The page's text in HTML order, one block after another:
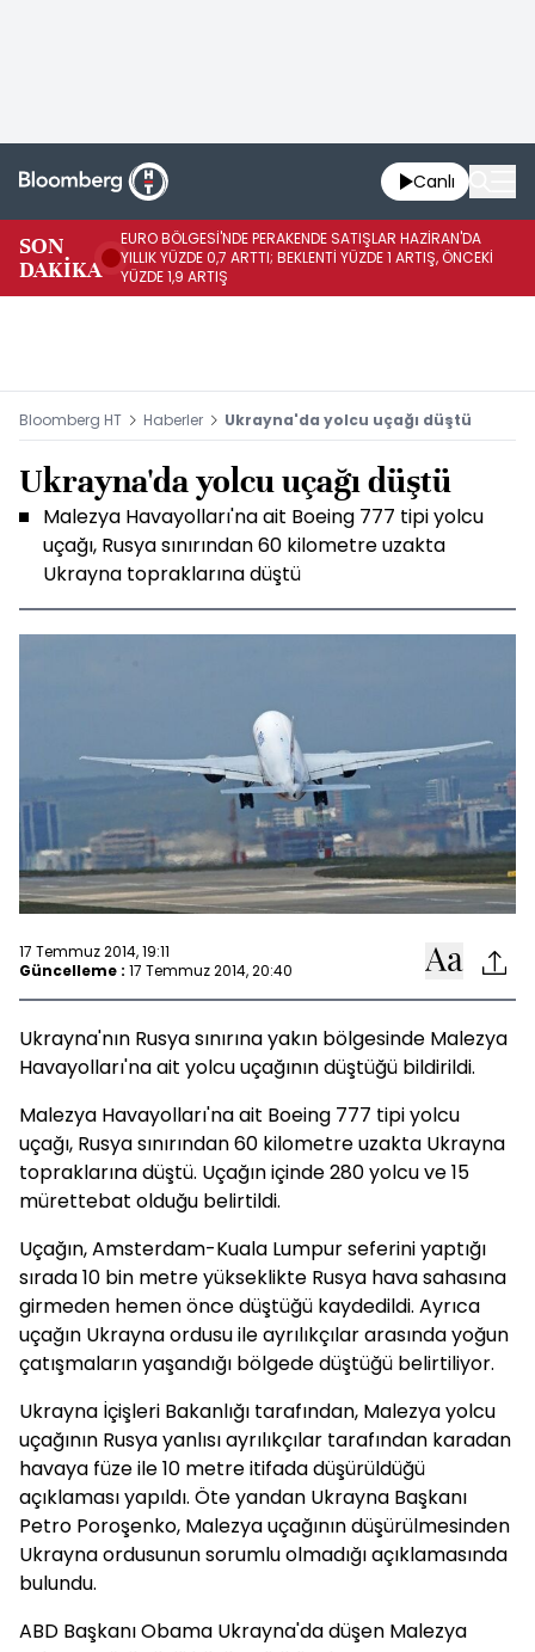
Canlı
SON
DAKİKA
EURO BÖLGESİ'NDE PERAKENDE SATIŞLAR HAZİRAN'DA
YILLIK YÜZDE 0,7 ARTTI; BEKLENTİ YÜZDE 1 ARTIŞ, ÖNCEKİ
YÜZDE 1,9 ARTIŞ
Bloomberg HT Haberler Ukrayna'da yolcu uçağı düştü
Ukrayna'da yolcu uçağı düştü
Malezya Havayolları'na ait Boeing 777 tipi yolcu
uçağı, Rusya sınırından 60 kilometre uzakta
Ukrayna topraklarına düştü
17 Temmuz 2014, 19:11
Güncelleme : 17 Temmuz 2014, 20:40
Ukrayna'nın Rusya sınırına yakın bölgesinde Malezya
Havayolları'na ait yolcu uçağının düştüğü bildirildi.
Malezya Havayolları'na ait Boeing 777 tipi yolcu
uçağı, Rusya sınırından 60 kilometre uzakta Ukrayna
topraklarına düştü. Uçağın içinde 280 yolcu ve 15
mürettebat olduğu belirtildi.
Uçağın, Amsterdam-Kuala Lumpur seferini yaptığı
sırada 10 bin metre yükseklikte Rusya hava sahasına
girmeden hemen önce düştüğü kaydedildi. Ayrıca
uçağın Ukrayna ordusu ile ayrılıkçılar arasında yoğun
çatışmaların yaşandığı bölgede düştüğü belirtiliyor.
Ukrayna İçişleri Bakanlığı tarafından, Malezya yolcu
uçağının Rusya yanlısı ayrılıkçılar tarafından karadan
havaya füze ile 10 metre itifada düşürüldüğü
açıklaması yapıldı. Öte yandan Ukrayna Başkanı
Petro Poroşenko, Malezya uçağının düşürülmesinden
Ukrayna ordusunun sorumlu olmadığı açıklamasında
bulundu.
ABD Başkanı Obama Ukrayna'da düşen Malezya